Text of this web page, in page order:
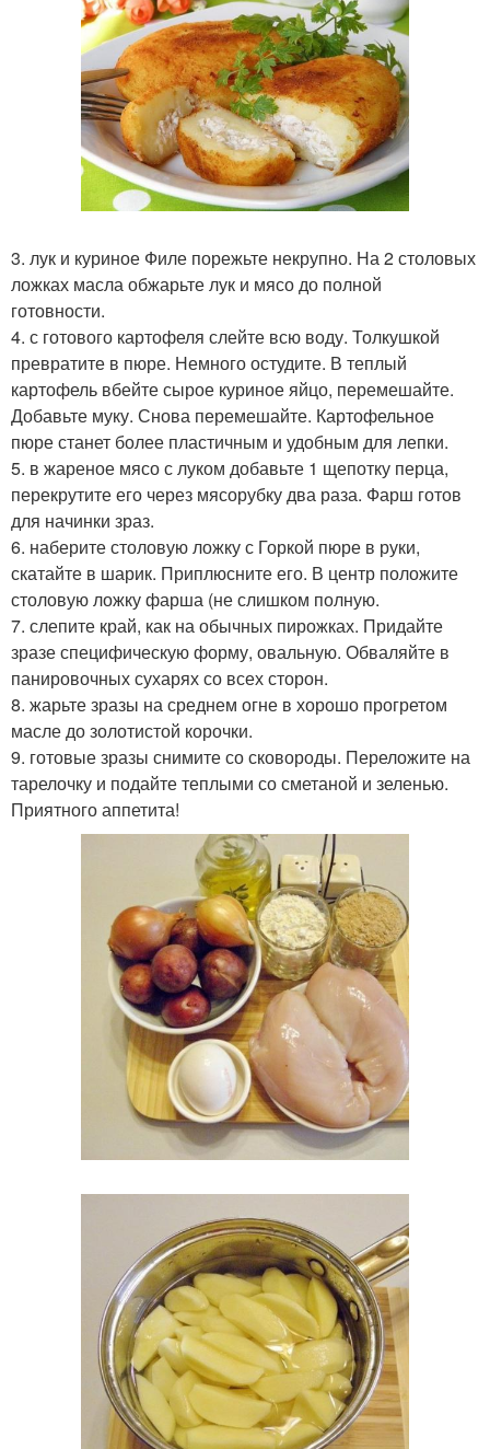
3. лук и куриное Филе порежьте некрупно. На 2 столовых
ложках масла обжарьте лук и мясо до полной
готовности.
4. с готового картофеля слейте всю воду. Толкушкой
превратите в пюре. Немного остудите. В теплый
картофель вбейте сырое куриное яйцо, перемешайте.
Добавьте муку. Снова перемешайте. Картофельное
пюре станет более пластичным и удобным для лепки.
5. в жареное мясо с луком добавьте 1 щепотку перца,
перекрутите его через мясорубку два раза. Фарш готов
для начинки зраз.
6. наберите столовую ложку с Горкой пюре в руки,
скатайте в шарик. Приплюсните его. В центр положите
столовую ложку фарша (не слишком полную.
7. слепите край, как на обычных пирожках. Придайте
зразе специфическую форму, овальную. Обваляйте в
панировочных сухарях со всех сторон.
8. жарьте зразы на среднем огне в хорошо прогретом
масле до золотистой корочки.
9. готовые зразы снимите со сковороды. Переложите на
тарелочку и подайте теплыми со сметаной и зеленью.
Приятного аппетита!